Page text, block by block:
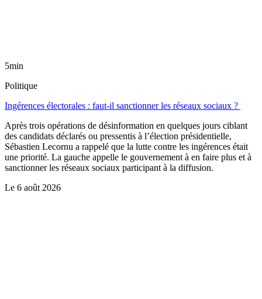
5min
Politique
Ingérences électorales : faut-il sanctionner les réseaux sociaux ?
Après trois opérations de désinformation en quelques jours ciblant
des candidats déclarés ou pressentis à l’élection présidentielle,
Sébastien Lecornu a rappelé que la lutte contre les ingérences était
une priorité. La gauche appelle le gouvernement à en faire plus et à
sanctionner les réseaux sociaux participant à la diffusion.
Le 6 août 2026